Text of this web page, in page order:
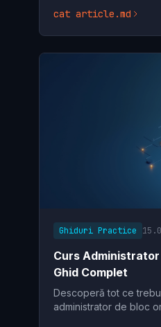
cat article.md
Ghiduri Practice
Curs
Ghid Complet
Descoperă tot ce
administrator de bloc